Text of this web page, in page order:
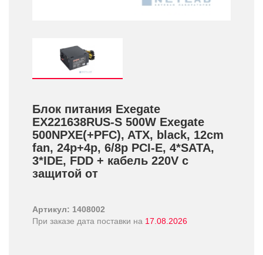
Блок питания Exegate
EX221638RUS-S 500W Exegate
500NPXE(+­PFC), ATX, black, 12cm
fan, 24p+­4p, 6/­8p PCI-E, 4*SATA,
3*IDE, FDD +­ кабель 220V с
защитой от
Артикул: 1408002
При заказе дата поставки на 17.08.2026